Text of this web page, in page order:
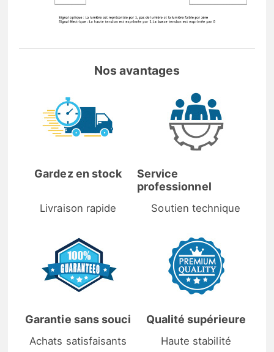
Nos avantages
Gardez en stock
Livraison rapide
Service
professionnel
Soutien technique
Garantie sans souci
Achats satisfaisants
Qualité supérieure
Haute stabilité